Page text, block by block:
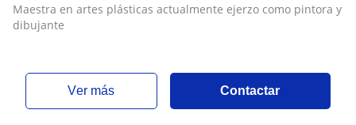
Maestra en artes plásticas actualmente ejerzo como pintora y
dibujante
ver más Contactar